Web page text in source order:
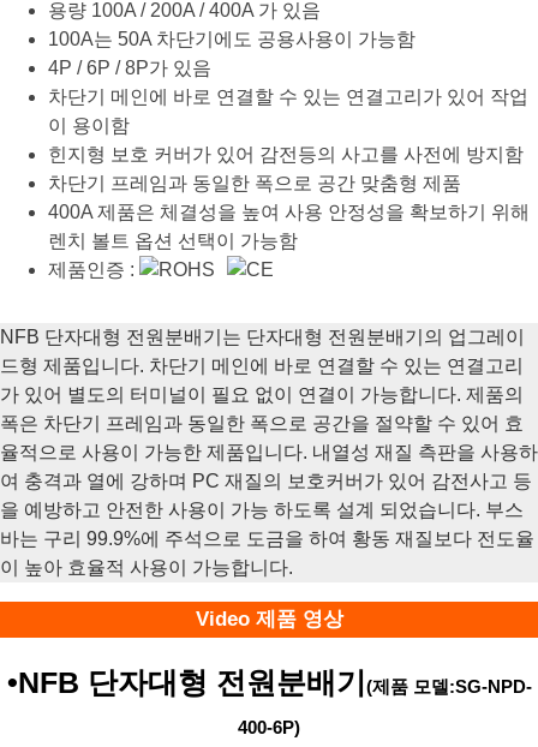
용량 100A / 200A / 400A 가 있음
100A는 50A 차단기에도 공용사용이 가능함
4P / 6P / 8P가 있음
차단기 메인에 바로 연결할 수 있는 연결고리가 있어 작업
이 용이함
힌지형 보호 커버가 있어 감전등의 사고를 사전에 방지함
차단기 프레임과 동일한 폭으로 공간 맞춤형 제품
400A 제품은 체결성을 높여 사용 안정성을 확보하기 위해
렌치 볼트 옵션 선택이 가능함
제품인증 :
NFB 단자대형 전원분배기는 단자대형 전원분배기의 업그레이
드형 제품입니다. 차단기 메인에 바로 연결할 수 있는 연결고리
가 있어 별도의 터미널이 필요 없이 연결이 가능합니다. 제품의
폭은 차단기 프레임과 동일한 폭으로 공간을 절약할 수 있어 효
율적으로 사용이 가능한 제품입니다. 내열성 재질 측판을 사용하
여 충격과 열에 강하며 PC 재질의 보호커버가 있어 감전사고 등
을 예방하고 안전한 사용이 가능 하도록 설계 되었습니다. 부스
바는 구리 99.9%에 주석으로 도금을 하여 황동 재질보다 전도율
이 높아 효율적 사용이 가능합니다.
Video 제품 영상
•NFB 단자대형 전원분배기 (제품 모델:SG-NPD-
400-6P)